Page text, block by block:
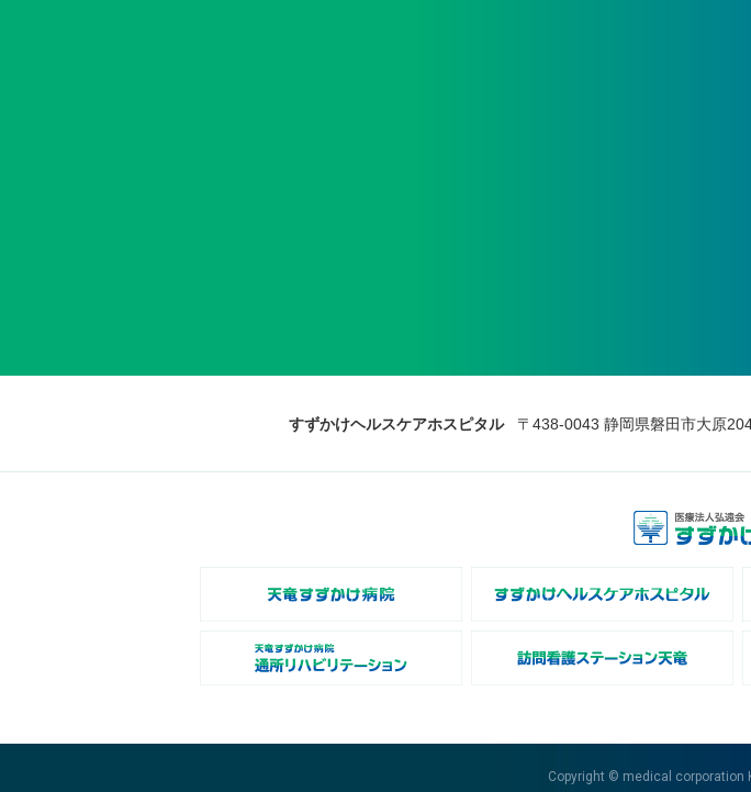
すずかけヘルスケアホスピタル 〒438-0043 静岡県磐田市大原
Copyright © medical corporation